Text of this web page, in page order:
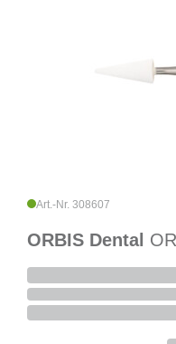
Art.-Nr. 308607
ORBIS Dental